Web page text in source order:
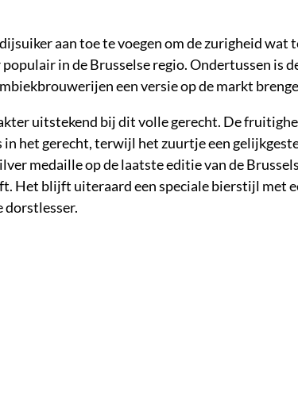
aan toe te voegen om de zurigheid wat
in de Brusselse regio. Ondertussen is
een versie op de markt
uitstekend bij dit volle gerecht. De
het gerecht, terwijl het zuurtje een
medaille op de laatste editie van de
Het blijft uiteraard een speciale bierstijl met
dorstlesser.